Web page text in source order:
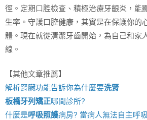
徑。定期口腔檢查、積極治療牙齦炎，能
生率。守護口腔健康，其實是在保護你的
體。現在就從清潔牙齒開始，為自己和家
線。
【其他文章推薦】
解析腎臟功能告訴你為什麼要洗腎
板橋牙列矯正哪間診所?
什麼是呼吸照護病房? 當病人無法自主呼